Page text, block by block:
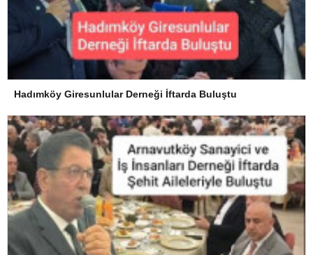
Hadımköy Giresunlular Derneği İftarda Buluştu